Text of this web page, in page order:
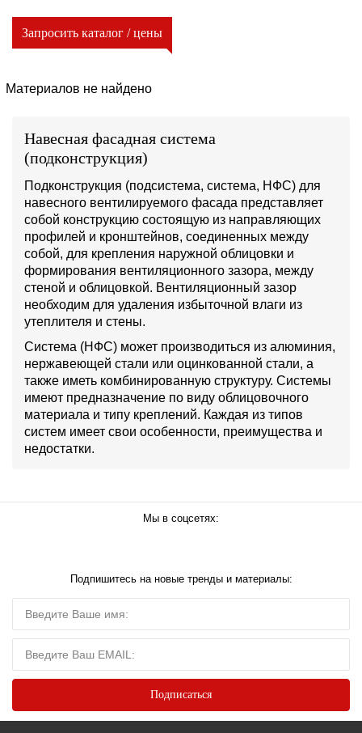
Запросить каталог / цены
Материалов не найдено
Навесная фасадная система
(подконструкция)
Подконструкция (подсистема, система, НФС) для
навесного вентилируемого фасада представляет
собой конструкцию состоящую из направляющих
профилей и кронштейнов, соединенных между
собой, для крепления наружной облицовки и
формирования вентиляционного зазора, между
стеной и облицовкой. Вентиляционный зазор
необходим для удаления избыточной влаги из
утеплителя и стены.
Система (НФС) может производиться из алюминия,
нержавеющей стали или оцинкованной стали, а
также иметь комбинированную структуру. Системы
имеют предназначение по виду облицовочного
материала и типу креплений. Каждая из типов
систем имеет свои особенности, преимущества и
недостатки.
Мы в соцсетях:
Подпишитесь на новые тренды и материалы: